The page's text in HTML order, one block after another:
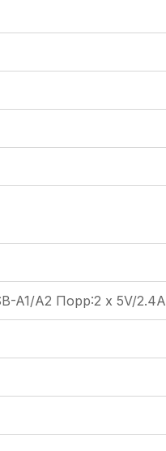
A1/A2 Порр:2 x 5V/2.4A